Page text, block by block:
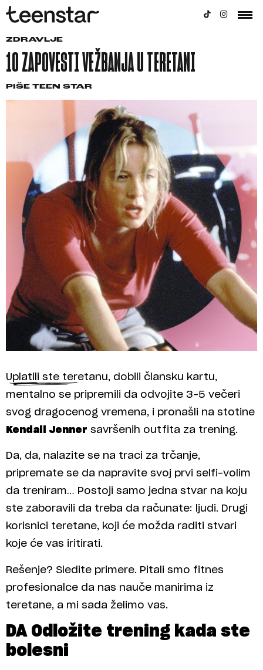
ZDRAVLJE
10 ZAPOVESTI VEŽBANJA U TERETANI
PIŠE TEEN STAR
Uplatili ste teretanu, dobili člansku kartu,
mentalno se pripremili da odvojite 3-5 večeri
svog dragocenog vremena, i pronašli na stotine
Kendall Jenner savršenih outfita za trening.
Da, da, nalazite se na traci za trčanje,
pripremate se da napravite svoj prvi selfi-volim
da treniram… Postoji samo jedna stvar na koju
ste zaboravili da treba da računate: ljudi. Drugi
korisnici teretane, koji će možda raditi stvari
koje će vas iritirati.
Rešenje? Sledite primere. Pitali smo fitnes
profesionalce da nas nauče manirima iz
teretane, a mi sada želimo vas.
DA Odložite trening kada ste
bolesni